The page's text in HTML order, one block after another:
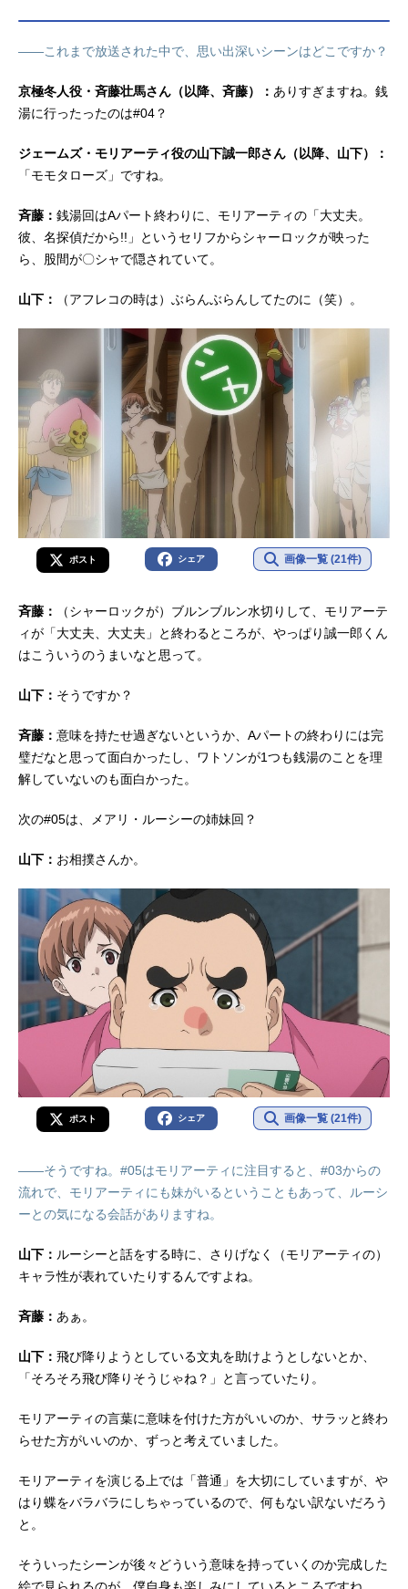
――これまで放送された中で、思い出深いシーンはどこですか？
京極冬人役・斉藤壮馬さん（以降、斉藤）： ありすぎますね。銭
湯に行ったったのは#04？
ジェームズ・モリアーティ役の山下誠一郎さん（以降、山下）：
「モモタローズ」ですね。
斉藤： 銭湯回はAパート終わりに、モリアーティの「大丈夫。
彼、名探偵だから!!」というセリフからシャーロックが映った
ら、股間が〇シャで隠されていて。
山下： （アフレコの時は）ぶらんぶらんしてたのに（笑）。
ポスト シェア 画像一覧 (21件)
斉藤：
（シャーロックが）ブルンブルン水切りして、モリアーテ
ィが「大丈夫、大丈夫」と終わるところが、やっぱり誠一郎くん
はこういうのうまいなと思って。
山下： そうですか？
斉藤： 意味を持たせ過ぎないというか、Aパートの終わりには完
璧だなと思って面白かったし、ワトソンが1つも銭湯のことを理
解していないのも面白かった。
次の#05は、メアリ・ルーシーの姉妹回？
山下： お相撲さんか。
ポスト シェア 画像一覧 (21件)
――そうですね。#05はモリアーティに注目すると、#03からの
流れで、モリアーティにも妹がいるということもあって、ルーシ
ーとの気になる会話がありますね。
山下： ルーシーと話をする時に、さりげなく（モリアーティの）
キャラ性が表れていたりするんですよね。
斉藤： あぁ。
山下： 飛び降りようとしている文丸を助けようとしないとか、
「そろそろ飛び降りそうじゃね？」と言っていたり。
モリアーティの言葉に意味を付けた方がいいのか、サラッと終わ
らせた方がいいのか、ずっと考えていました。
モリアーティを演じる上では「普通」を大切にしていますが、や
はり蝶をバラバラにしちゃっているので、何もない訳ないだろう
と。
そういったシーンが後々どういう意味を持っていくのか完成した